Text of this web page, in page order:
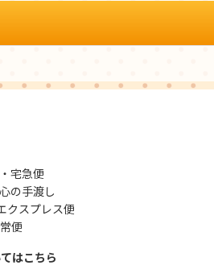
宅急便
の手渡し
クスプレス便
便
はこちら